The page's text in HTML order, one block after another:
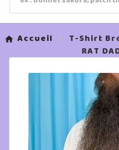
Accueil
T-Shirt
RAT